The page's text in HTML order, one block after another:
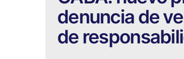
denuncia de
de